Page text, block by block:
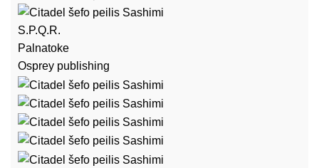
S.P.Q.R.
Palnatoke
Osprey publishing